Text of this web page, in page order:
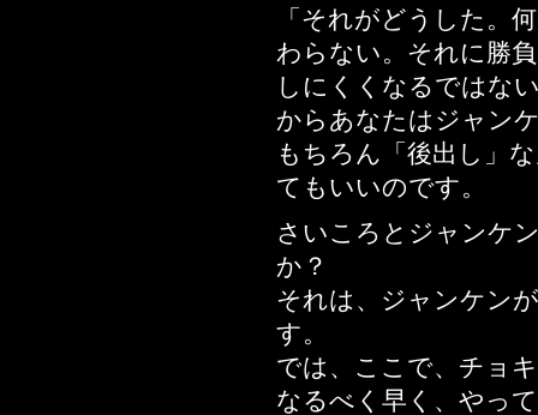
「それがどうした。
わらない。それに勝
しにくくなるではな
からあなたはジャン
もちろん「後出し」
てもいいのです。
さいころとジャンケ
か？
それは、ジャンケン
す。
では、ここで、チョ
なるべく早く、やっ